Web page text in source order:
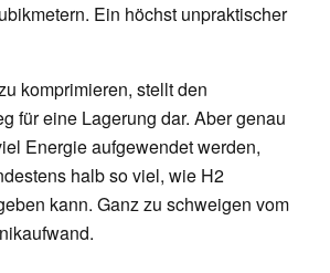
Ein höchst unpraktischer
komprimieren, stellt den
für eine Lagerung dar. Aber genau
Energie aufgewendet werden,
halb so viel, wie H2
kann. Ganz zu schweigen vom